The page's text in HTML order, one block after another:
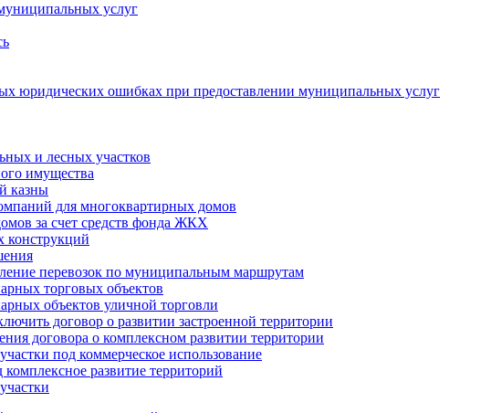
услуг
юридических ошибках при предоставлении муниципальных услуг
и лесных участков
имущества
казны
для многоквартирных домов
за счет средств фонда ЖКХ
конструкций
перевозок по муниципальным маршрутам
торговых объектов
объектов уличной торговли
договор о развитии застроенной территории
договора о комплексном развитии территории
под коммерческое использование
развитие территорий